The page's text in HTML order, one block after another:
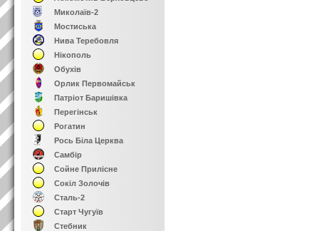
Миколаїв-2
Мостиська
Нива Теребовля
Нікополь
Обухів
Орлик Первомайськ
Патріот Баришівка
Перегінськ
Рогатин
Рось Біла Церква
Самбір
Сойне Прилісне
Сокіл Золочів
Сталь-2
Старт Чугуїв
Стебник